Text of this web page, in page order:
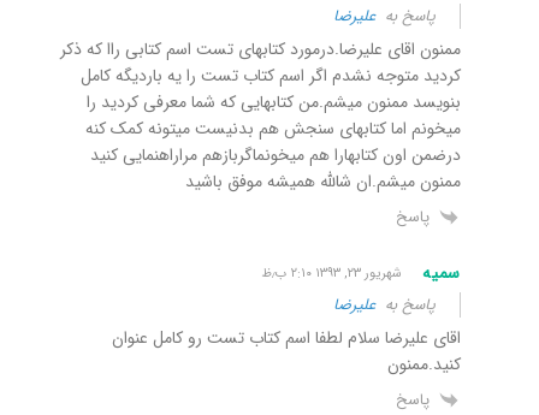
پاسخ بهعلیرضا
ممنون اقای علیرضا.درمورد کتابهای تست اسم کتابی راا که ذکر
کردید متوجه نشدم اگر اسم کتاب تست را یه باردیگه کامل
بنویسد ممنون میشم.من کتابهایی که شما معرفی کردید را
میخونم اما کتابهای سنجش هم بدنیست میتونه کمک کنه
درضمن اون کتابهارا هم میخونماگربازهم مراراهنمایی کنید
ممنون میشم.ان شالله همیشه موفق باشید
پاسخ
سمیه شهریور ۲۳, ۱۳۹۳ ۲:۱۰ ب٫ظ
پاسخ بهعلیرضا
اقای علیرضا سلام لطفا اسم کتاب تست رو کامل عنوان
کنید.ممنون
پاسخ